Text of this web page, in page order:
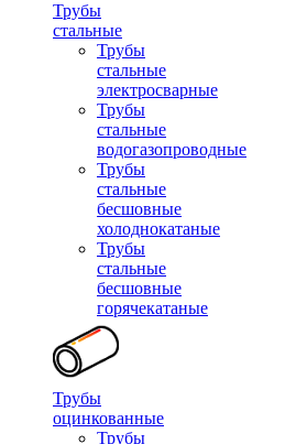
Трубы
стальные
Трубы
стальные
электросварные
Трубы
стальные
водогазопроводные
Трубы
стальные
бесшовные
холоднокатаные
Трубы
стальные
бесшовные
горячекатаные
Трубы
оцинкованные
Трубы